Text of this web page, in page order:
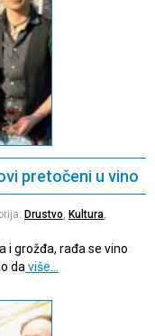
pretočeni u vino
Drustvo Kultura
i grožđa, rađa se vino
da više…